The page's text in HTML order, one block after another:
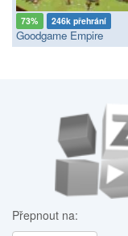
73% 246k přehrání
Goodgame Empire
Přepnout na: